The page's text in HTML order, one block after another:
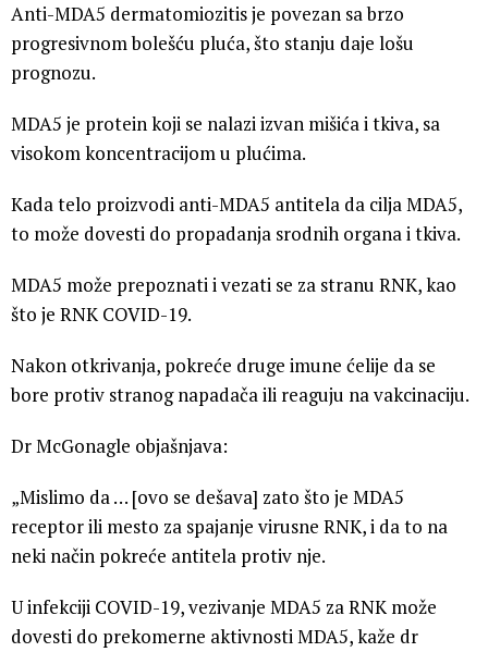
Anti-MDA5 dermatomiozitis je povezan sa brzo
progresivnom bolešću pluća, što stanju daje lošu
prognozu.
MDA5 je protein koji se nalazi izvan mišića i tkiva, sa
visokom koncentracijom u plućima.
Kada telo proizvodi anti-MDA5 antitela da cilja MDA5,
to može dovesti do propadanja srodnih organa i tkiva.
MDA5 može prepoznati i vezati se za stranu RNK, kao
što je RNK COVID-19.
Nakon otkrivanja, pokreće druge imune ćelije da se
bore protiv stranog napadača ili reaguju na vakcinaciju.
Dr McGonagle objašnjava:
„Mislimo da … [ovo se dešava] zato što je MDA5
receptor ili mesto za spajanje virusne RNK, i da to na
neki način pokreće antitela protiv nje.
U infekciji COVID-19, vezivanje MDA5 za RNK može
dovesti do prekomerne aktivnosti MDA5, kaže dr